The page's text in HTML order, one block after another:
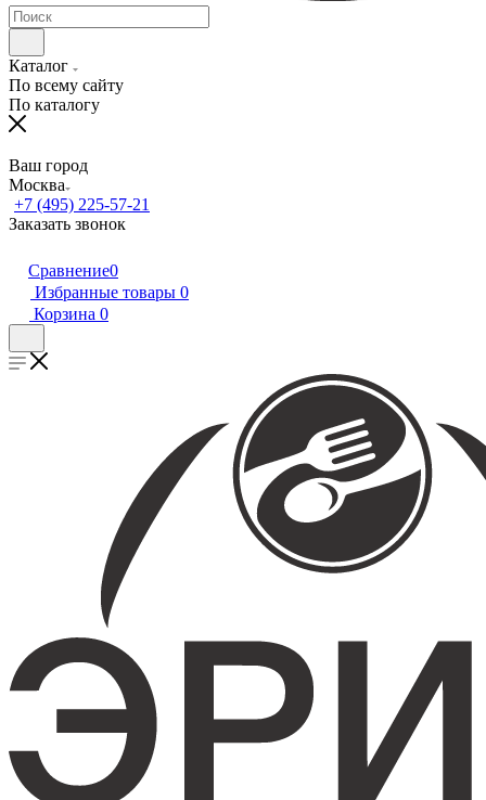
Каталог
По всему сайту
По каталогу
Ваш город
Москва
+7 (495) 225-57-21
Заказать звонок
Сравнение0
Избранные товары 0
Корзина 0